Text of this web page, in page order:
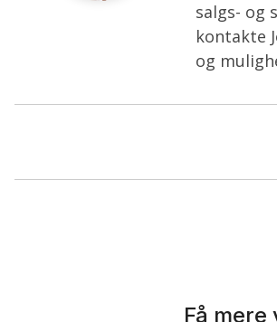
salgs- og
kontakte
og
Få